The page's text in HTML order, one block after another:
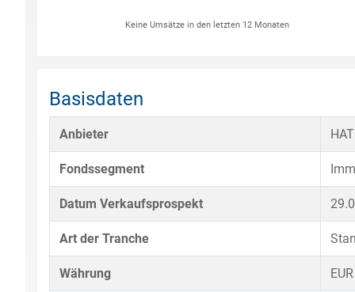
Keine Umsätze in den letzten 12 Monaten
Basisdaten
Anbieter HAT
Fondssegment
Datum Verkaufsprospekt
Art der Tranche
Währung EUR